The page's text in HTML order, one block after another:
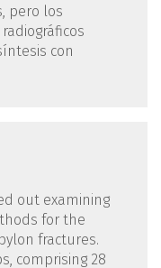
pero los
con
out examining
for the
fractures.
comprising 28